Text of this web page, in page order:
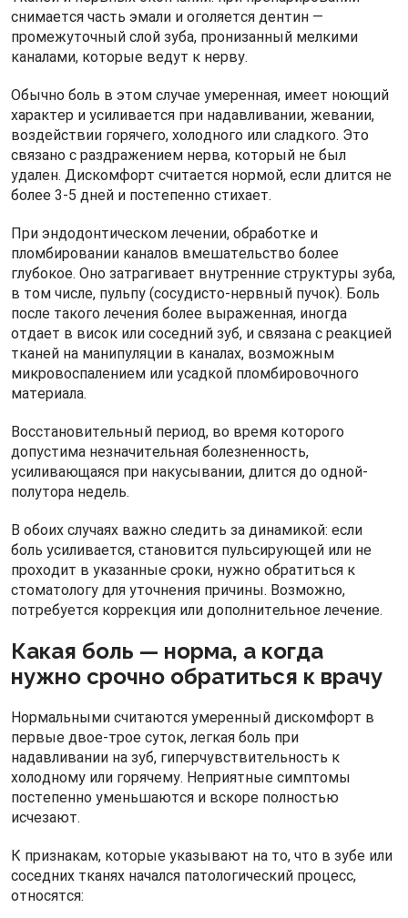
снимается часть эмали и оголяется дентин —
промежуточный слой зуба, пронизанный мелкими
каналами, которые ведут к нерву.
Обычно боль в этом случае умеренная, имеет ноющий
характер и усиливается при надавливании, жевании,
воздействии горячего, холодного или сладкого. Это
связано с раздражением нерва, который не был
удален. Дискомфорт считается нормой, если длится не
более 3-5 дней и постепенно стихает.
При эндодонтическом лечении, обработке и
пломбировании каналов вмешательство более
глубокое. Оно затрагивает внутренние структуры зуба,
в том числе, пульпу (сосудисто‑нервный пучок). Боль
после такого лечения более выраженная, иногда
отдает в висок или соседний зуб, и связана с реакцией
тканей на манипуляции в каналах, возможным
микровоспалением или усадкой пломбировочного
материала.
Восстановительный период, во время которого
допустима незначительная болезненность,
усиливающаяся при накусывании, длится до одной-
полутора недель.
В обоих случаях важно следить за динамикой: если
боль усиливается, становится пульсирующей или не
проходит в указанные сроки, нужно обратиться к
стоматологу для уточнения причины. Возможно,
потребуется коррекция или дополнительное лечение.
Какая боль — норма, а когда
нужно срочно обратиться к врачу
Нормальными считаются умеренный дискомфорт в
первые двое-трое суток, легкая боль при
надавливании на зуб, гиперчувствительность к
холодному или горячему. Неприятные симптомы
постепенно уменьшаются и вскоре полностью
исчезают.
К признакам, которые указывают на то, что в зубе или
соседних тканях начался патологический процесс,
относятся: